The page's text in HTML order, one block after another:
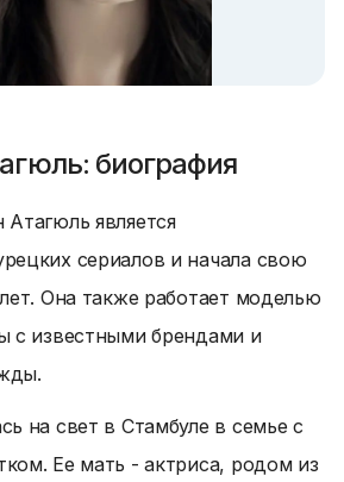
биография
является
сериалов и начала свою
Она также работает моделью
с известными брендами и
на свет в Стамбуле в семье с
Ее мать - актриса, родом из